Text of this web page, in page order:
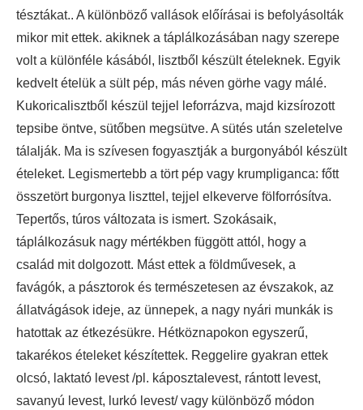
tésztákat.. A különböző vallások előírásai is befolyásolták
mikor mit ettek. akiknek a táplálkozásában nagy szerepe
volt a különféle kásából, lisztből készült ételeknek. Egyik
kedvelt ételük a sült pép, más néven görhe vagy málé.
Kukoricalisztből készül tejjel leforrázva, majd kizsírozott
tepsibe öntve, sütőben megsütve. A sütés után szeletelve
tálalják. Ma is szívesen fogyasztják a burgonyából készült
ételeket. Legismertebb a tört pép vagy krumpliganca: főtt
összetört burgonya liszttel, tejjel elkeverve fölforrósítva.
Tepertős, túros változata is ismert. Szokásaik,
táplálkozásuk nagy mértékben függött attól, hogy a
család mit dolgozott. Mást ettek a földművesek, a
favágók, a pásztorok és természetesen az évszakok, az
állatvágások ideje, az ünnepek, a nagy nyári munkák is
hatottak az étkezésükre. Hétköznapokon egyszerű,
takarékos ételeket készítettek. Reggelire gyakran ettek
olcsó, laktató levest /pl. káposztalevest, rántott levest,
savanyú levest, lurkó levest/ vagy különböző módon